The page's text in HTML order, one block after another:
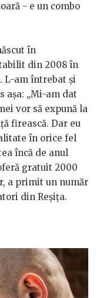
- e un combo
în
din 2008 în
L-am întrebat și
așa: „Mi-am dat
vor să expună la
firească. Dar eu
în orice fel
încă de anul
gratuit 2000
a primit un număr
din Reșița.